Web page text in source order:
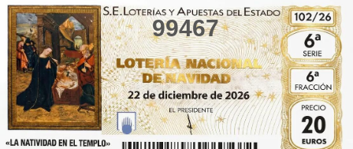
99467